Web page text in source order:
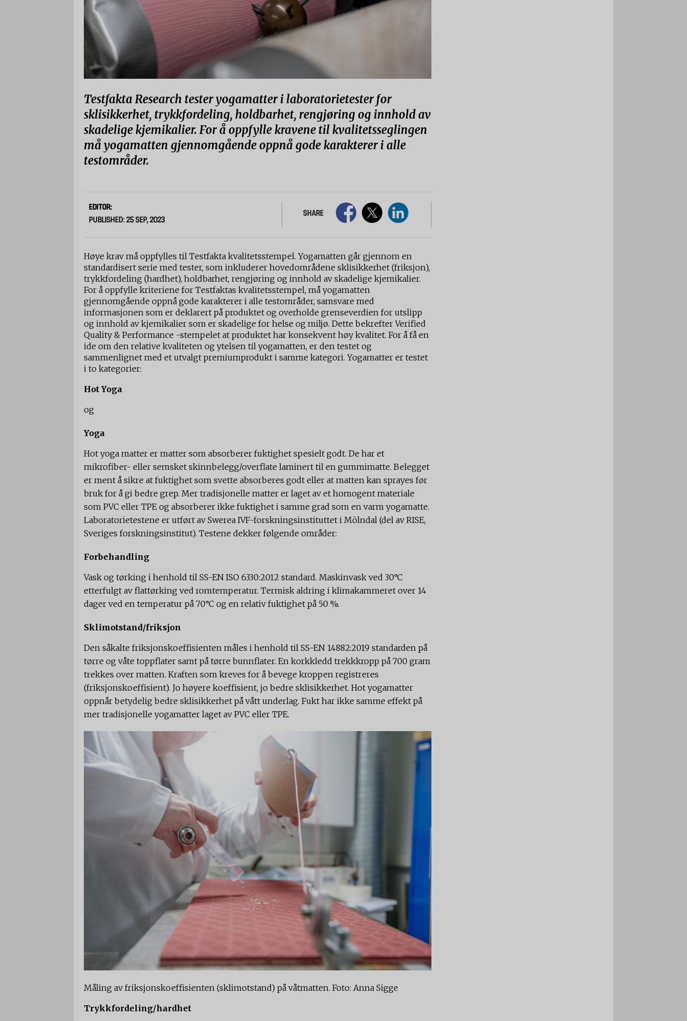
Testfakta Research tester yogamatter i laboratorietester for
sklisikkerhet, trykkfordeling, holdbarhet, rengjøring og innhold av
skadelige kjemikalier. For å oppfylle kravene til kvalitetsseglingen
må yogamatten gjennomgående oppnå gode karakterer i alle
testområder.
EDITOR:
PUBLISHED: 25 SEP, 2023
SHARE
Høye krav må oppfylles til Testfakta kvalitetsstempel. Yogamatten går gjennom en
standardisert serie med tester, som inkluderer hovedområdene sklisikkerhet (friksjon),
trykkfordeling (hardhet), holdbarhet, rengjøring og innhold av skadelige kjemikalier.
For å oppfylle kriteriene for Testfaktas kvalitetsstempel, må yogamatten
gjennomgående oppnå gode karakterer i alle testområder, samsvare med
informasjonen som er deklarert på produktet og overholde grenseverdien for utslipp
og innhold av kjemikalier som er skadelige for helse og miljø. Dette bekrefter Verified
Quality & Performance -stempelet at produktet har konsekvent høy kvalitet. For å få en
ide om den relative kvaliteten og ytelsen til yogamatten, er den testet og
sammenlignet med et utvalgt premiumprodukt i samme kategori. Yogamatter er testet
i to kategorier:
Hot Yoga
og
Yoga
Hot yoga matter er matter som absorberer fuktighet spesielt godt. De har et
mikrofiber- eller semsket skinnbelegg/overflate laminert til en gummimatte. Belegget
er ment å sikre at fuktighet som svette absorberes godt eller at matten kan sprayes før
bruk for å gi bedre grep. Mer tradisjonelle matter er laget av et homogent materiale
som PVC eller TPE og absorberer ikke fuktighet i samme grad som en varm yogamatte.
Laboratorietestene er utført av Swerea IVF-forskningsinstituttet i Mölndal (del av RISE,
Sveriges forskningsinstitut). Testene dekker følgende områder:
Forbehandling
Vask og tørking i henhold til SS-EN ISO 6330:2012 standard. Maskinvask ved 30°C
etterfulgt av flattørking ved romtemperatur. Termisk aldring i klimakammeret over 14
dager ved en temperatur på 70°C og en relativ fuktighet på 50 %.
Sklimotstand/friksjon
Den såkalte friksjonskoeffisienten måles i henhold til SS-EN 14882:2019 standarden på
tørre og våte toppflater samt på tørre bunnflater. En korkkledd trekkkropp på 700 gram
trekkes over matten. Kraften som kreves for å bevege kroppen registreres
(friksjonskoeffisient). Jo høyere koeffisient, jo bedre sklisikkerhet. Hot yogamatter
oppnår betydelig bedre sklisikkerhet på vått underlag. Fukt har ikke samme effekt på
mer tradisjonelle yogamatter laget av PVC eller TPE.
Måling av friksjonskoeffisienten (sklimotstand) på våtmatten. Foto: Anna Sigge
Trykkfordeling/hardhet